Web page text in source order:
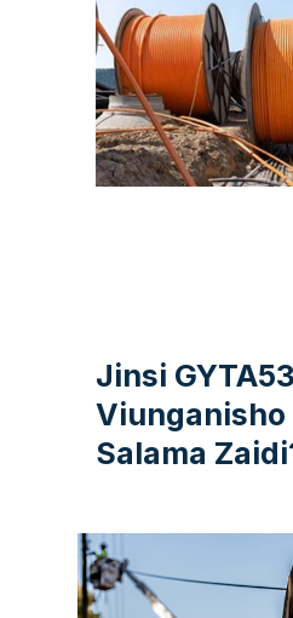
Jinsi
Viunganisho
Salama